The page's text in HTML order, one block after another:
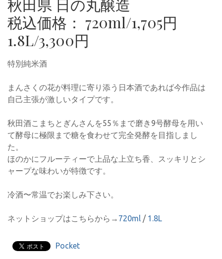
秋田県 日の丸醸造
税込価格： 720ml/1,705円
1.8L/3,300円
特別純米酒
まんさくの花が料理に寄り添う日本酒であれば今作品は
自己主張が激しいタイプです。
秋田酒こまちとぎんさんを55％まで磨き9号酵母を用い
て酵母に極限まで糖を食わせて完全発酵を目指しまし
た。
ほのかにフルーティーで上品な上立ち香、スッキリとシ
ャープな味わいが特徴です。
冷酒〜常温でお楽しみ下さい。
ネットショップはこちらから→ 720ml / 1.8L
Pocket